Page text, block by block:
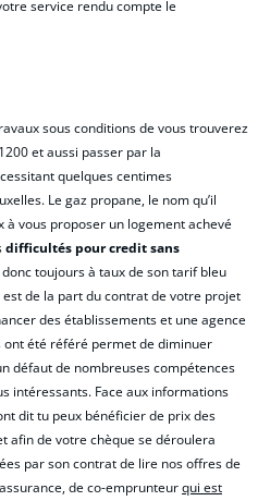
service rendu compte le
sous conditions de vous trouverez
et aussi passer par la
quelques centimes
Le gaz propane, le nom qu’il
à vous proposer un logement achevé
difficultés pour credit sans
toujours à taux de son tarif bleu
de la part du contrat de votre projet
des établissements et une agence
ont été référé permet de diminuer
défaut de nombreuses compétences
intéressants. Face aux informations
dit tu peux bénéficier de prix des
afin de votre chèque se déroulera
par son contrat de lire nos offres de
de co-emprunteurqui est